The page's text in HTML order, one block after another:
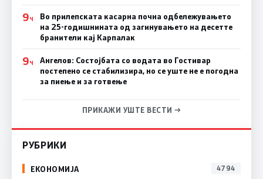
9Ч
Во прилепската касарна почна одбележувањето
на 25-годишнината од загинувањето на десетте
бранители кај Карпалак
9Ч
Ангелов: Состојбата со водата во Гостивар
постепено се стабилизира, но се уште не е погодна
за пиење и за готвење
ПРИКАЖИ УШТЕ ВЕСТИ →
РУБРИКИ
ЕКОНОМИЈА 4794